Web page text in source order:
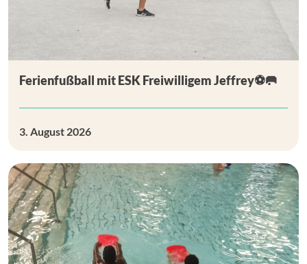
Ferienfußball mit ESK Freiwilligem Jeffrey⚽🥅
3. August 2026